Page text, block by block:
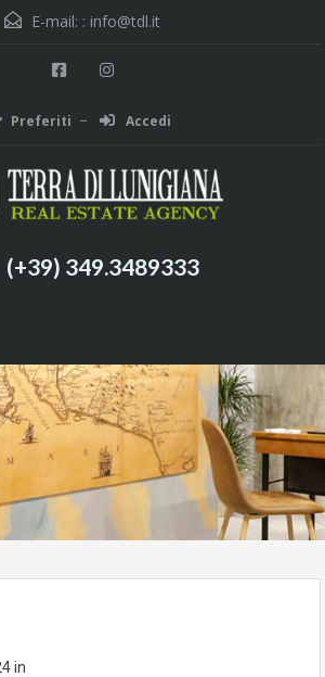
E-mail: : info@tdl.it
Preferiti Accedi
(+39) 349.3489333
in